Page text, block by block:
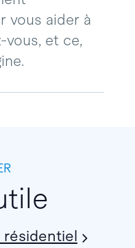
vous aider à
et ce,